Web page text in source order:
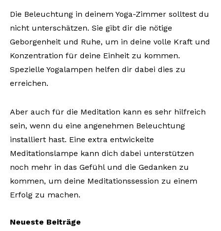
Die Beleuchtung in deinem Yoga-Zimmer solltest du
nicht unterschätzen. Sie gibt dir die nötige
Geborgenheit und Ruhe, um in deine volle Kraft und
Konzentration für deine Einheit zu kommen.
Spezielle Yogalampen helfen dir dabei dies zu
erreichen.
Aber auch für die Meditation kann es sehr hilfreich
sein, wenn du eine angenehmen Beleuchtung
installiert hast. Eine extra entwickelte
Meditationslampe kann dich dabei unterstützen
noch mehr in das Gefühl und die Gedanken zu
kommen, um deine Meditationssession zu einem
Erfolg zu machen.
Neueste Beiträge